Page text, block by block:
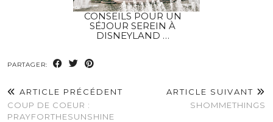
CONSEILS POUR UN
SÉJOUR SEREIN À
DISNEYLAND …
PARTAGER:
ARTICLE PRÉCÉDENT
COUP DE COEUR :
PRAYFORTHESUNSHINE
ARTICLE SUIVANT
SHOMMETHINGS